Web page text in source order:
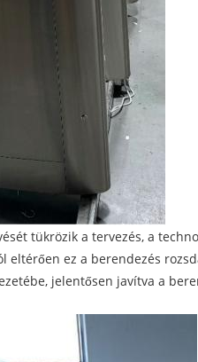
tükrözik a tervezés, a
ez a berendezés
jelentősen javítva a